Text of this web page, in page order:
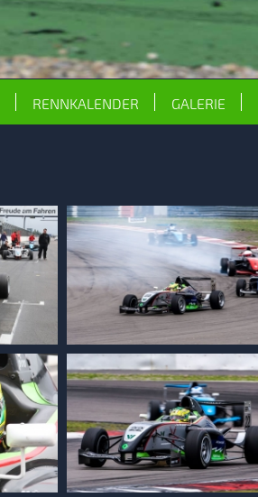
RENNKALENDER GALERIE